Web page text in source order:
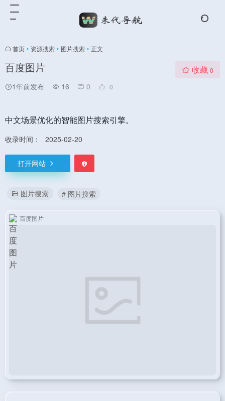
首页 • 资源搜索 • 图片搜索 • 正文
百度图片
1年前发布 16 0 0
收藏 0
中文场景优化的智能图片搜索引擎。
收录时间： 2025-02-20
打开网站
图片搜索 # 图片搜索
百度图片